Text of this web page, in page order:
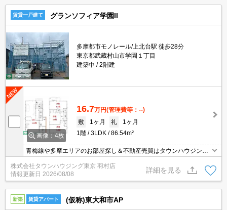
賃貸一戸建て グランソフィア学園II
多摩都市モノレール/上北台駅 徒歩28分
東京都武蔵村山市学園１丁目
建築中
2階建
画像：4枚
16.7万円(管理費等：--)
敷
1ヶ月 礼
1ヶ月
1階
3LDK 86.54m²
青梅線や多摩エリアのお部屋探し＆不動産売買はタウンハウジング
羽村店にお任せを！ご来店時無料駐車場ご用意あります！
株式会社タウンハウジング東京 羽村店
情報更新日 2026/08/08
詳細を見る
新築 賃貸アパート (仮称)東大和市AP